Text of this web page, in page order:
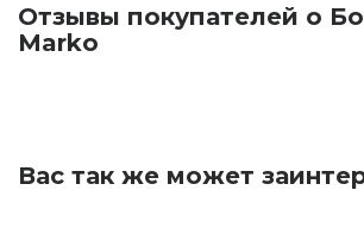
Отзывы покупателей о
Marko
Вас так же может